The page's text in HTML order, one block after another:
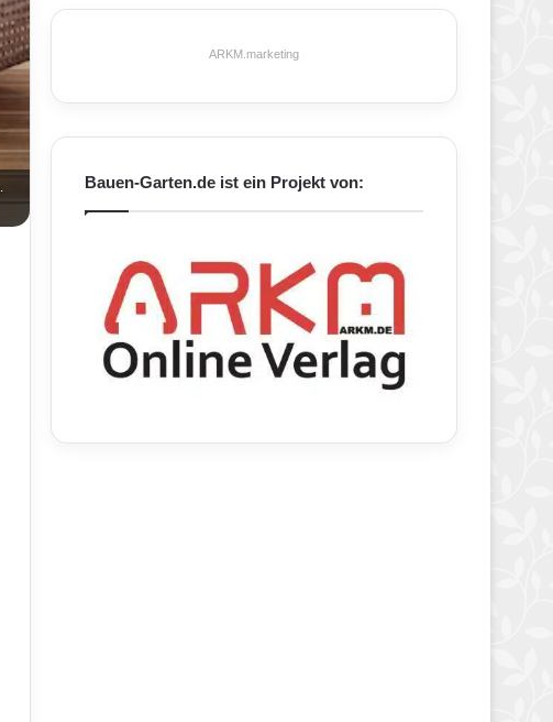
ARKM.marketing
Bauen-Garten.de ist ein Projekt von: